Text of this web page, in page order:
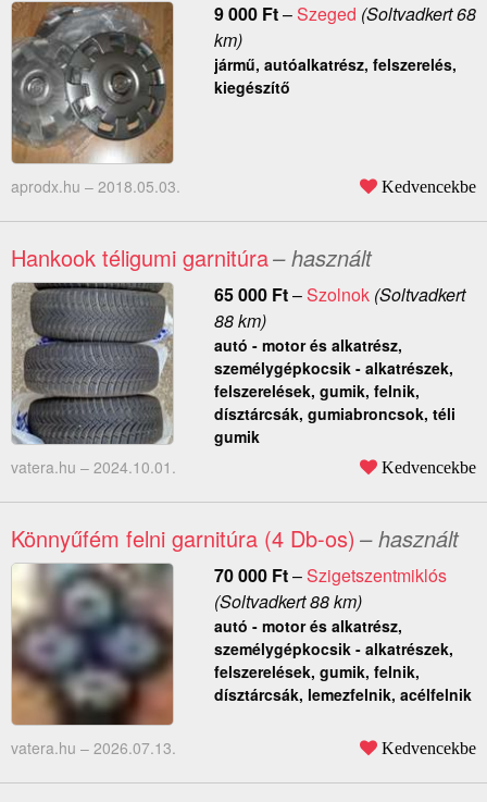
9 000 Ft–Szeged (Soltvadkert 68
km)
jármű, autóalkatrész, felszerelés,
kiegészítő
aprodx.hu – 2018.05.03. Kedvencekbe
Hankook téligumi garnitúra– használt
65 000 Ft–Szolnok(Soltvadkert
88 km)
autó - motor és alkatrész,
személygépkocsik - alkatrészek,
felszerelések, gumik, felnik,
dísztárcsák, gumiabroncsok, téli
gumik
vatera.hu – 2024.10.01. Kedvencekbe
Könnyűfém felni garnitúra (4 Db-os) – használt
70 000 Ft–Szigetszentmiklós
(Soltvadkert 88 km)
autó - motor és alkatrész,
személygépkocsik - alkatrészek,
felszerelések, gumik, felnik,
dísztárcsák, lemezfelnik, acélfelnik
vatera.hu – 2026.07.13. Kedvencekbe